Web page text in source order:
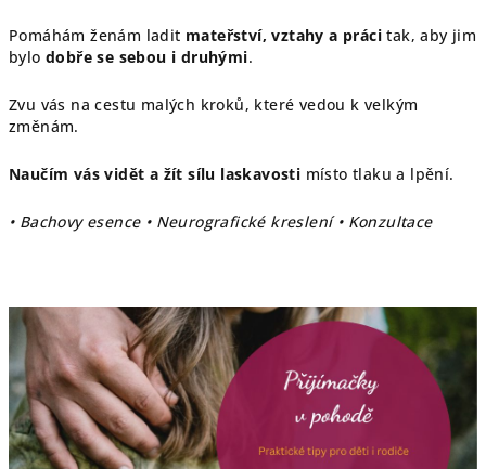
Pomáhám ženám ladit mateřství, vztahy a práci tak, aby jim
bylo dobře se sebou i druhými.
Zvu vás na cestu malých kroků, které vedou k velkým
změnám.
Naučím vás vidět a žít sílu laskavosti místo tlaku a lpění.
• Bachovy esence • Neurografické kreslení • Konzultace